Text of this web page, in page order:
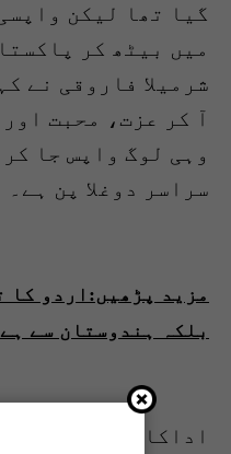
گیا تھا لیکن
میں بیٹھ کر
شرمیلا فاروقی نے
آ کر عزت، محبت
وہی لوگ واپس جا
سراسر دوغلا پن ہے۔
مزید پڑھیں:اردو کا
بلکہ ہندوستان سے
اداکارہ حنا